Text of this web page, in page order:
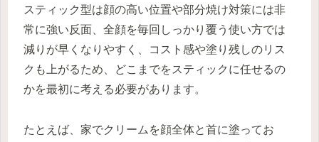
スティック型は顔の高い位置や部分焼け対策には非
常に強い反面、全顔を毎回しっかり覆う使い方では
減りが早くなりやすく、コスト感や塗り残しのリス
クも上がるため、どこまでをスティックに任せるの
かを最初に考える必要があります。
たとえば、家でクリームを顔全体と首に塗ってお